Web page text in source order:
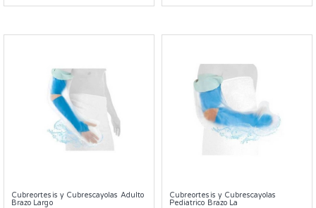
Cubreortesis y Cubrescayolas Adulto
Brazo Largo
Cubreortesis y Cubrescayolas
Pediatrico Brazo La